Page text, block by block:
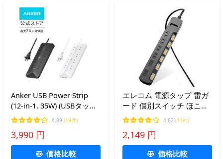
Anker USB Power Strip
(12-in-1, 35W) (USBタップ
電源タップ AC差込口/USB-
C/USB-A/延長コード 1.5m)
PSE技術基準適合/USB
Power Delivery対応
4.89 (19件)
3,990 円
価格比較
エレコム 電源タップ 雷ガ
ード 個別スイッチ ほこり
シャッター付 6個口 3m ブ
ラック T-K6A-2630BK
4.82 (11件)
2,149 円
価格比較